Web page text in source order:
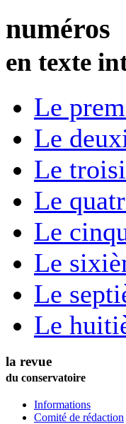
numéros
en texte
Le
Le
Le
Le
Le
Le
Le
Le
la revue
du conservatoire
Informations
Comité de rédaction